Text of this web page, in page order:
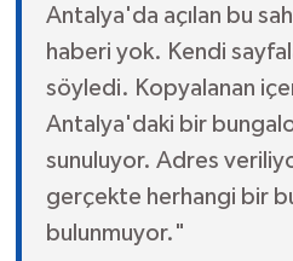
Antalya'da açılan bu
haberi yok. Kendi
söyledi. Kopyalanan
Antalya'daki bir
sunuluyor. Adres
gerçekte herhangi bir
bulunmuyor."